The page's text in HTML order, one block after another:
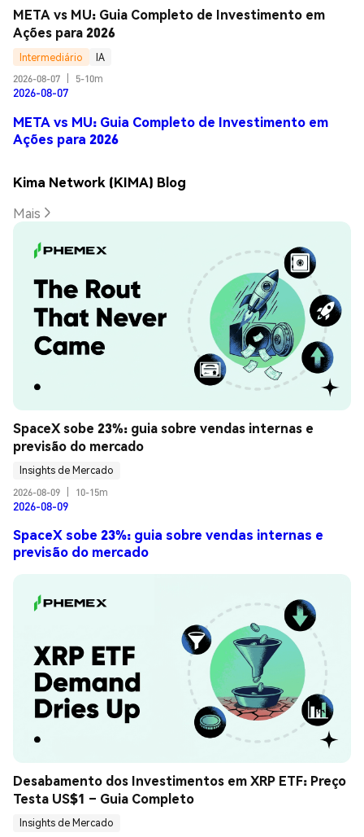
META vs MU: Guia Completo de Investimento em
Ações para 2026
Intermediário
IA
2026-08-07
5-10m
2026-08-07
META vs MU: Guia Completo de Investimento em
Ações para 2026
Kima Network (KIMA) Blog
Mais
SpaceX sobe 23%: guia sobre vendas internas e
previsão do mercado
Insights de Mercado
2026-08-09
10-15m
2026-08-09
SpaceX sobe 23%: guia sobre vendas internas e
previsão do mercado
Desabamento dos Investimentos em XRP ETF: Preço
Testa US$1 – Guia Completo
Insights de Mercado